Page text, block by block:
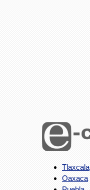
Tlaxcala
Oaxaca